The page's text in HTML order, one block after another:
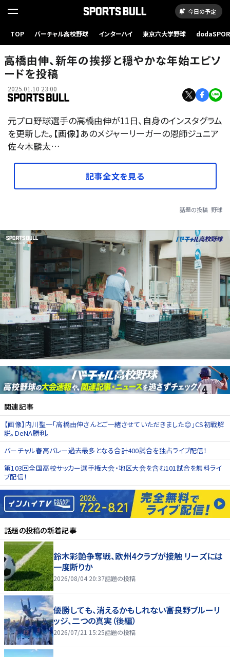
今日の予定
TOP バーチャル高校野球 インターハイ 東京六大学野球
高橋由伸、新年の挨拶と穏やかな年始エピソ
ードを投稿
2025.01.10 23:00
元プロ野球選手の高橋由伸が11日、自身のインスタグラム
を更新した。【画像】あのメジャーリーガーの恩師ジュニア
佐々木麟太…
記事全文を見る
話題の投稿 野球
関連記事
【画像】内川聖一「高橋由伸さんとご一緒させていただきました😊」CS初戦解
説。DeNA勝利。
バーチャル春高バレー過去最多となる合計400試合を独占ライブ配信！
第103回全国高校サッカー選手権大会・地区大会を含む101試合を無料ライ
ブ配信！
話題の投稿の新着記事
鈴木彩艶争奪戦、欧州4クラブが接触 リーズには
一度断りか
2026/08/04 20:37話題の投稿
優勝しても、消えるかもしれない――富良野ブルーリ
ッジ、二つの真実（後編）
2026/07/21 15:25話題の投稿